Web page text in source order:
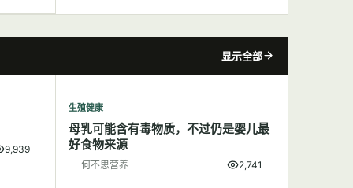
显示全部
9,939
生殖健康
母乳可能含有毒物质，不过仍是婴儿最
好食物来源
何不思营养 2,741